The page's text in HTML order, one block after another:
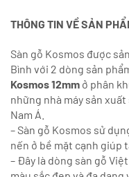
THÔNG TIN VỀ SẢN
Sàn gỗ Kosmos được
Bình với 2 dòng sản
Kosmos12mm ở phân
những nhà máy sản
Nam Á.
– Sàn gỗ Kosmos sử
nến ở bề mặt cạnh giúp
– Đây là dòng sàn gỗ